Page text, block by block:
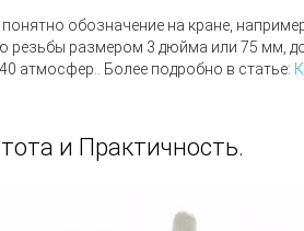
обозначение на кране,
резьбы размером 3 дюйма или 75 мм,
атмосфер.
. Более подробно в статье:
и Практичность.